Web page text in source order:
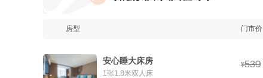
房型 门市价
安心睡大床房
1张1.8米双人床
¥